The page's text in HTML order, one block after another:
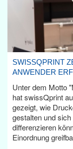
SWISSQPRINT
ANWENDER
Unter dem Motto
hat swissQprint
gezeigt, wie
gestalten und
differenzieren
Einordnung